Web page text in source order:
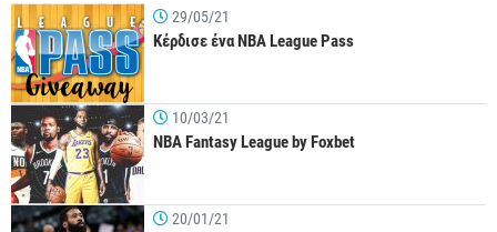
29/05/21
Κέρδισε ένα NBA League Pass
10/03/21
NBA Fantasy League by Foxbet
20/01/21